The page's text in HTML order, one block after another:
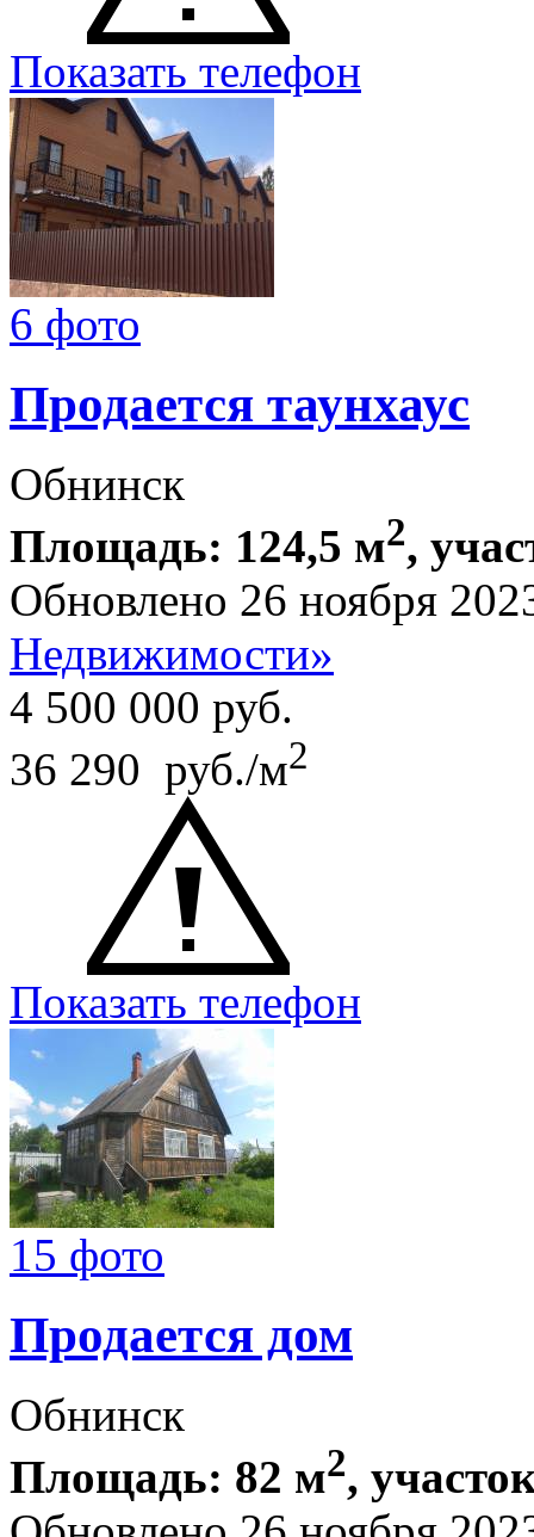
Показать телефон
6 фото
Продается таунхаус
Обнинск
Площадь: 124,5 м2,
Обновлено 26 ноября
Недвижимости»
4 500 000 руб.
36 290 руб./м2
Показать телефон
15 фото
Продается дом
Обнинск
Площадь: 82 м2,